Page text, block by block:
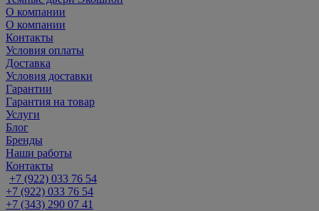
О компании
О компании
Контакты
Условия оплаты
Доставка
Условия доставки
Гарантии
Гарантия на товар
Услуги
Блог
Бренды
Наши работы
Контакты
+7 (922) 033 76 54
+7 (922) 033 76 54
+7 (343) 290 07 41